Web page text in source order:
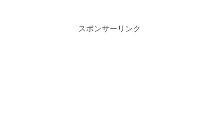
スポンサーリンク